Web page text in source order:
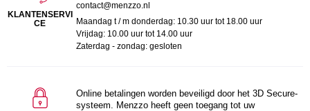
KLANTENSERVI
CE
contact@menzzo.nl
Maandag t / m donderdag: 10.30 uur tot 18.00 uur
Vrijdag: 10.00 uur tot 14.00 uur
Zaterdag - zondag: gesloten
Online betalingen worden beveiligd door het 3D Secure-
systeem. Menzzo heeft geen toegang tot uw